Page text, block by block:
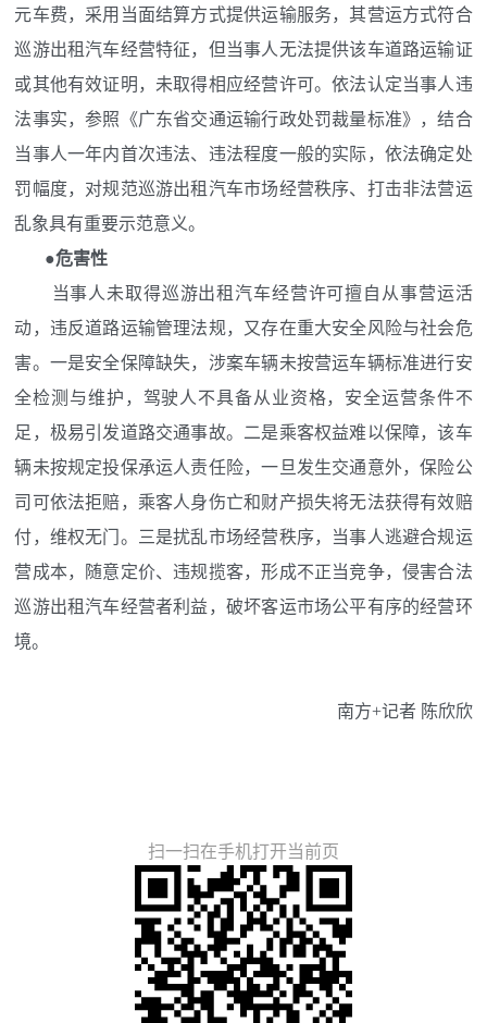
元车费，采用当面结算方式提供运输服务，其营运方式符合
巡游出租汽车经营特征，但当事人无法提供该车道路运输证
或其他有效证明，未取得相应经营许可。依法认定当事人违
法事实，参照《广东省交通运输行政处罚裁量标准》，结合
当事人一年内首次违法、违法程度一般的实际，依法确定处
罚幅度，对规范巡游出租汽车市场经营秩序、打击非法营运
乱象具有重要示范意义。
●危害性
当事人未取得巡游出租汽车经营许可擅自从事营运活
动，违反道路运输管理法规，又存在重大安全风险与社会危
害。一是安全保障缺失，涉案车辆未按营运车辆标准进行安
全检测与维护，驾驶人不具备从业资格，安全运营条件不
足，极易引发道路交通事故。二是乘客权益难以保障，该车
辆未按规定投保承运人责任险，一旦发生交通意外，保险公
司可依法拒赔，乘客人身伤亡和财产损失将无法获得有效赔
付，维权无门。三是扰乱市场经营秩序，当事人逃避合规运
营成本，随意定价、违规揽客，形成不正当竞争，侵害合法
巡游出租汽车经营者利益，破坏客运市场公平有序的经营环
境。
南方+记者 陈欣欣
扫一扫在手机打开当前页